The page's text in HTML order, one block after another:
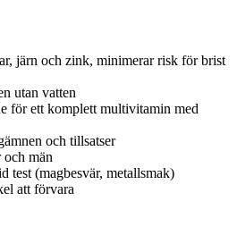
järn och zink, minimerar risk för brist
utan vatten
för ett komplett multivitamin med
och tillsatser
och män
test (magbesvär, metallsmak)
att förvara